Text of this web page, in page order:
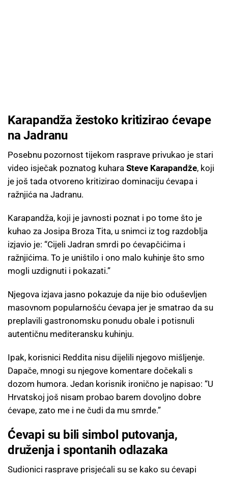
Karapandža žestoko kritizirao ćevape
na Jadranu
Posebnu pozornost tijekom rasprave privukao je stari
video isječak poznatog kuhara Steve Karapandže, koji
je još tada otvoreno kritizirao dominaciju ćevapa i
ražnjića na Jadranu.
Karapandža, koji je javnosti poznat i po tome što je
kuhao za Josipa Broza Tita, u snimci iz tog razdoblja
izjavio je: “Cijeli Jadran smrdi po ćevapčićima i
ražnjićima. To je uništilo i ono malo kuhinje što smo
mogli uzdignuti i pokazati.”
Njegova izjava jasno pokazuje da nije bio oduševljen
masovnom popularnošću ćevapa jer je smatrao da su
preplavili gastronomsku ponudu obale i potisnuli
autentičnu mediteransku kuhinju.
Ipak, korisnici Reddita nisu dijelili njegovo mišljenje.
Dapače, mnogi su njegove komentare dočekali s
dozom humora. Jedan korisnik ironično je napisao: “U
Hrvatskoj još nisam probao barem dovoljno dobre
ćevape, zato me i ne čudi da mu smrde.”
Ćevapi su bili simbol putovanja,
druženja i spontanih odlazaka
Sudionici rasprave prisjećali su se kako su ćevapi